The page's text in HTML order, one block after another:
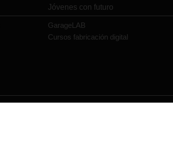
Jóvenes con futuro
GarageLAB
Cursos fabricación digital